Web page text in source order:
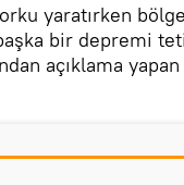
yaratırken
bir depremi
açıklama